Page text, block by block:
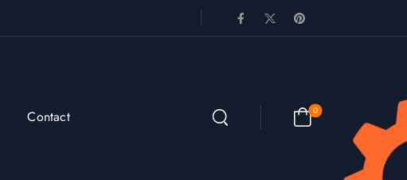
Contact 0